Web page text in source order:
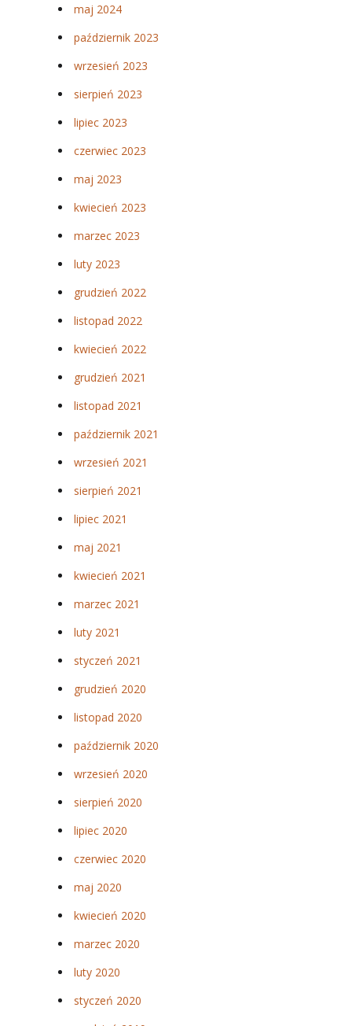
maj 2024
październik 2023
wrzesień 2023
sierpień 2023
lipiec 2023
czerwiec 2023
maj 2023
kwiecień 2023
marzec 2023
luty 2023
grudzień 2022
listopad 2022
kwiecień 2022
grudzień 2021
listopad 2021
październik 2021
wrzesień 2021
sierpień 2021
lipiec 2021
maj 2021
kwiecień 2021
marzec 2021
luty 2021
styczeń 2021
grudzień 2020
listopad 2020
październik 2020
wrzesień 2020
sierpień 2020
lipiec 2020
czerwiec 2020
maj 2020
kwiecień 2020
marzec 2020
luty 2020
styczeń 2020